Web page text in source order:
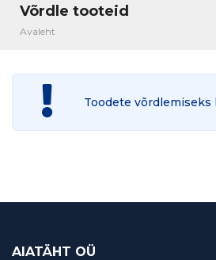
Võrdle tooteid
Avaleht
Toodete võrdlemiseks
AIATÄHT OÜ